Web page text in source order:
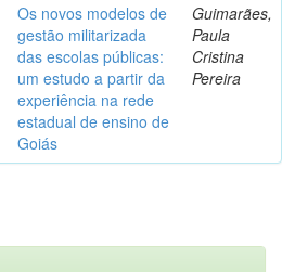
Os novos modelos de
gestão militarizada
das escolas públicas:
um estudo a partir da
experiência na rede
estadual de ensino de
Goiás
Guimarães,
Paula
Cristina
Pereira